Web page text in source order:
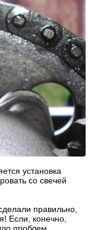
установка
со свечей
правильно,
Если, конечно,
проблем.